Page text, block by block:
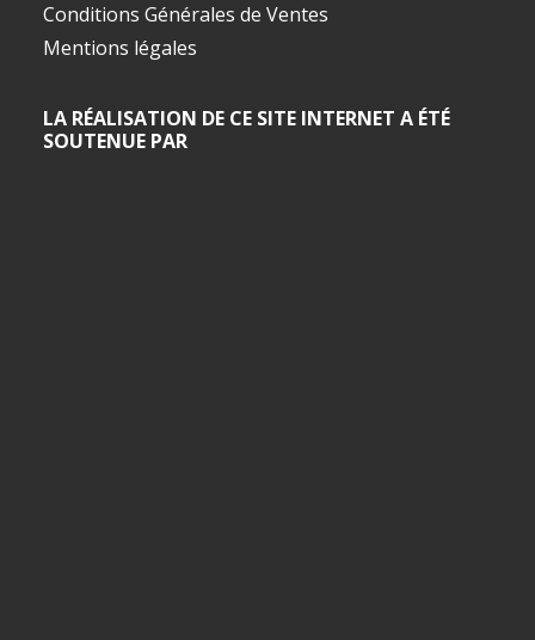
Conditions Générales de Ventes
Mentions légales
LA RÉALISATION DE CE SITE INTERNET A ÉTÉ
SOUTENUE PAR